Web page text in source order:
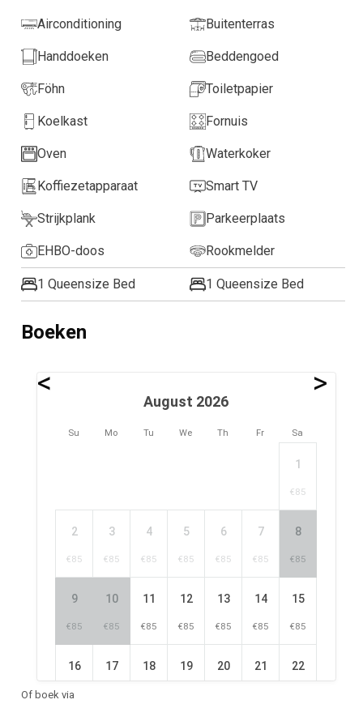
Airconditioning Buitenterras
Handdoeken Beddengoed
Föhn Toiletpapier
Koelkast Fornuis
Oven Waterkoker
Koffiezetapparaat Smart TV
Strijkplank Parkeerplaats
EHBO-doos Rookmelder
1 Queensize Bed 1 Queensize Bed
Boeken
Su Mo Tu We Th Fr Sa
< >
August 2026
1
€85
2
€85
3
€85
4
€85
5
€85
6
€85
7
€85
8
€85
9
€85
10
€85
11
€85
12
€85
13
€85
14
€85
15
€85
16
€85
17 18 19 20 21 22
Of boek via